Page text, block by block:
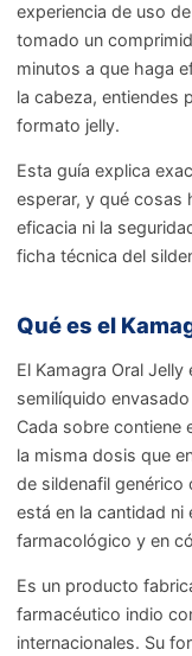
experiencia de uso
tomado un
minutos a que haga
la cabeza, entiendes
formato jelly.
Esta guía explica
esperar, y qué cosas
eficacia ni la
ficha técnica del
Qué es el
El Kamagra Oral
semilíquido
Cada sobre contiene
la misma dosis que
de sildenafil genérico
está en la cantidad ni
farmacológico y en
Es un producto
farmacéutico indio
internacionales. Su